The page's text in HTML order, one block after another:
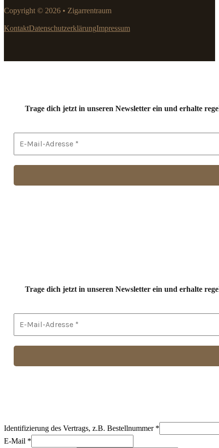
Copyright © 2026 • Zigarrentraum
KontaktDatenschutzerklärungImpressum
Trage dich jetzt in unseren Newsletter ein und erhalte
Trage dich jetzt in unseren Newsletter ein und erhalte
Identifizierung des Vertrags, z.B. Bestellnummer *
E-Mail *